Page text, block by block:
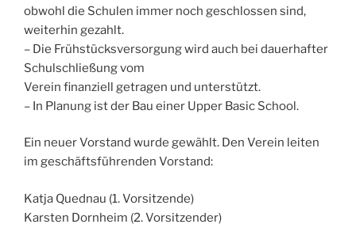
obwohl die Schulen immer noch geschlossen sind,
weiterhin gezahlt.
– Die Frühstücksversorgung wird auch bei dauerhafter
Schulschließung vom
Verein finanziell getragen und unterstützt.
– In Planung ist der Bau einer Upper Basic School.
Ein neuer Vorstand wurde gewählt. Den Verein leiten
im geschäftsführenden Vorstand:
Katja Quednau (1. Vorsitzende)
Karsten Dornheim (2. Vorsitzender)